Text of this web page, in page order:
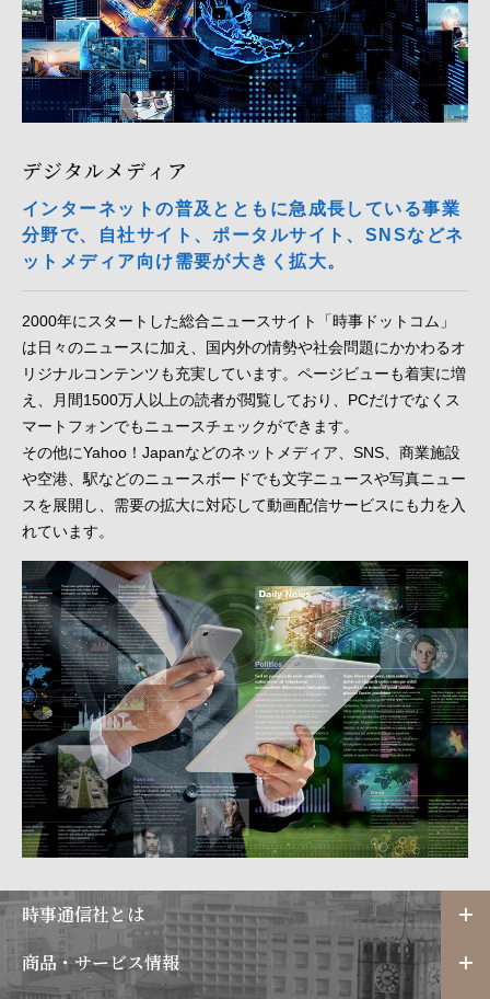
デジタルメディア
インターネットの普及とともに急成長している事業
分野で、自社サイト、ポータルサイト、SNSなどネ
ットメディア向け需要が大きく拡大。
2000年にスタートした総合ニュースサイト「時事ドットコム」
は日々のニュースに加え、国内外の情勢や社会問題にかかわるオ
リジナルコンテンツも充実しています。ページビューも着実に増
え、月間1500万人以上の読者が閲覧しており、PCだけでなくス
マートフォンでもニュースチェックができます。
その他にYahoo！Japanなどのネットメディア、SNS、商業施設
や空港、駅などのニュースボードでも文字ニュースや写真ニュー
スを展開し、需要の拡大に対応して動画配信サービスにも力を入
れています。
時事通信社とは
商品・サービス情報